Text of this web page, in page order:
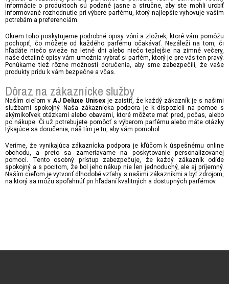
informácie o produktoch sú podané jasne a stručne, aby ste mohli urobiť
informované rozhodnutie pri výbere parfému, ktorý najlepšie vyhovuje vašim
potrebám a preferenciám.
Okrem toho poskytujeme podrobné opisy vôní a zložiek, ktoré vám pomôžu
pochopiť, čo môžete od každého parfému očakávať. Nezáleží na tom, či
hľadáte niečo svieže na letné dni alebo niečo teplejšie na zimné večery,
naše detailné opisy vám umožnia vybrať si parfém, ktorý je pre vás ten pravý.
Ponúkame tiež rôzne možnosti doručenia, aby sme zabezpečili, že vaše
produkty prídu k vám bezpečne a včas.
Dôraz na zákaznícke služby
Naším cieľom v AJ Deluxe Unisex je zaistiť, že každý zákazník je s našimi
službami spokojný. Naša zákaznícka podpora je k dispozícii na pomoc s
akýmikoľvek otázkami alebo obavami, ktoré môžete mať pred, počas, alebo
po nákupe. Či už potrebujete pomôcť s výberom parfému alebo máte otázky
týkajúce sa doručenia, náš tím je tu, aby vám pomohol.
Veríme, že vynikajúca zákaznícka podpora je kľúčom k úspešnému online
obchodu, a preto sa zameriavame na poskytovanie personalizovanej
pomoci. Tento osobný prístup zabezpečuje, že každý zákazník odíde
spokojný a s pocitom, že bol jeho nákup nie len jednoduchý, ale aj príjemný.
Naším cieľom je vytvoriť dlhodobé vzťahy s našimi zákazníkmi a byť zdrojom,
na ktorý sa môžu spoľahnúť pri hľadaní kvalitných a dostupných parfémov.